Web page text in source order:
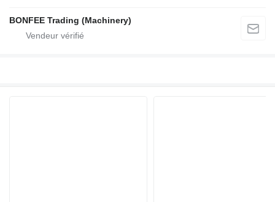
BONFEE Trading (Machinery)